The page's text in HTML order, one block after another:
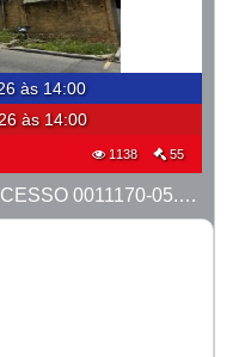
às 14:00
às 14:00
1138 55
LOTE 13 - Imóvel Betim - PROCESSO 0011170-05.2025-2ª BETIM